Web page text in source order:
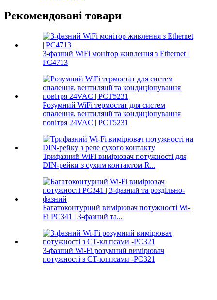
Рекомендовані товари
3-фазний WiFi монітор живлення з Ethernet |
PC4713
Розумний WiFi термостат для систем
опалення, вентиляції та кондиціонування
повітря 24VAC | PCT5231
Трифазний WiFi вимірювач потужності для
DIN-рейки з сухим контактом R...
Багатоконтурний вимірювач потужності Wi-
Fi PC341 | 3-фазний та...
3-фазний Wi-Fi розумний вимірювач
потужності з CT-кліпсами -PC321